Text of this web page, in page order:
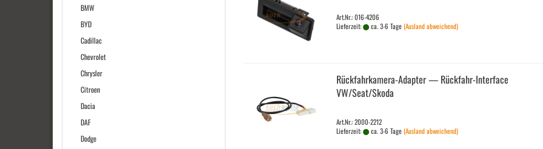
Art.Nr.: 016-4206
Lieferzeit:
ca. 3-6 Tage(Ausland abweichend)
Rückfahrkamera-​​Ad­ap­ter — Rückfahr-​​In­ter­face
VW/Seat/Skoda
Art.Nr.: 2000-2212
Lieferzeit:
ca. 3-6 Tage(Ausland abweichend)
BMW
BYD
Cadillac
Chevrolet
Chrysler
Citroen
Dacia
DAF
Dodge